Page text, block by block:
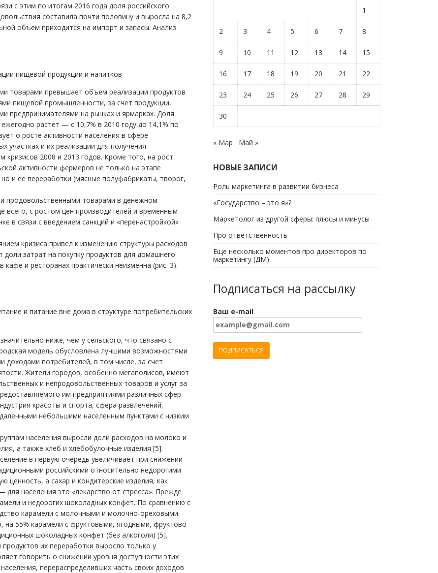
с этим по итогам 2016 года доля российского
составила почти половину и выросла на 8,2
объем приходится на импорт и запасы. Анализ
пищевой продукции и напитков
товарами превышает объем реализации продуктов
пищевой промышленности, за счет продукции,
предпринимателями на рынках и ярмарках. Доля
растет — с 10,7% в 2010 году до 14,1% по
о росте активности населения в сфере
участках и их реализации для получения
кризисов 2008 и 2013 годов. Кроме того, на рост
активности фермеров не только на этапе
и ее переработки (мясные полуфабрикаты, творог,
продовольственными товарами в денежном
всего, с ростом цен производителей и временным
в связи с введением санкций и «перенастройкой»
кризиса привел к изменению структуры расходов
затрат на покупку продуктов для домашнего
и ресторанах практически неизменна (рис. 3).
и питание вне дома в структуре потребительских
ниже, чем у сельского, что связано с
модель обусловлена лучшими возможностями
доходами потребителей, в том числе, за счет
Жители городов, особенно мегаполисов, имеют
и непродовольственных товаров и услуг за
им предприятиями различных сфер
красоты и спорта, сфера развлечений,
небольшими населенным пунктами с низким
населения выросли доли расходов на молоко и
а также хлеб и хлебобулочные изделия [5].
в первую очередь увеличивает при снижении
российскими относительно недорогими
а сахар и кондитерские изделия, как
населения это «лекарство от стресса». Прежде
и недорогих шоколадных конфет. По сравнению с
карамели с молочными и молочно-ореховыми
на 55% карамели с фруктовыми, ягодными, фруктово-
шоколадных конфет (без алкоголя) [5].
их переработки выросло только у
говорить о снижении уровня доступности этих
перераспределивших часть своих доходов
1
2 3 4 5 6 7 8
9 10 11 12 13 14 15
16 17 18 19 20 21 22
23 24 25 26 27 28 29
30
« Мар Май »
НОВЫЕ ЗАПИСИ
Роль маркетинга в развитии бизнеса
«Государство – это я»?
Маркетолог из другой сферы: плюсы и минусы
Про ответственность
Еще несколько моментов про директоров по
маркетингу (ДМ)
Подписаться на рассылку
Ваш e-mail